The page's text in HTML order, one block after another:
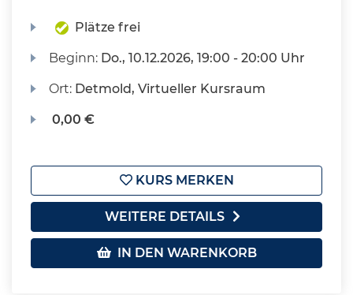
Plätze frei
Beginn: Do., 10.12.2026, 19:00 - 20:00 Uhr
Ort: Detmold, Virtueller Kursraum
0,00 €
KURS MERKEN
WEITERE DETAILS
IN DEN WARENKORB